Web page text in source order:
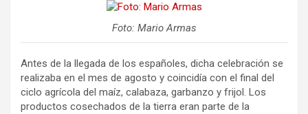
Foto: Mario Armas
Antes de la llegada de los españoles, dicha celebración se
realizaba en el mes de agosto y coincidía con el final del
ciclo agrícola del maíz, calabaza, garbanzo y frijol. Los
productos cosechados de la tierra eran parte de la